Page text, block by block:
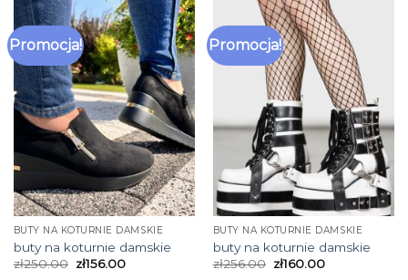
Promocja!
BUTY NA KOTURNIE DAMSKIE
buty na koturnie damskie
zł250.00 zł156.00
Promocja!
BUTY NA KOTURNIE DAMSKIE
buty na koturnie damskie
zł256.00 zł160.00